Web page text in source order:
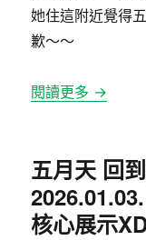
她住這附近覺得
歉～～
閱讀更多 →
五月天 回
核心展示